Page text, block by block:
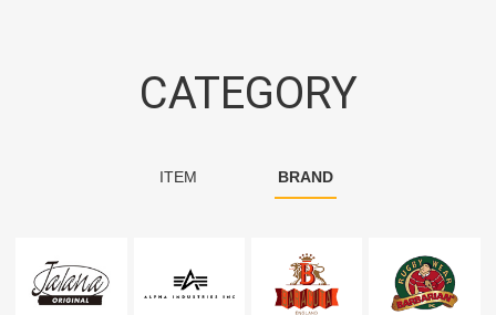
CATEGORY
ITEM BRAND